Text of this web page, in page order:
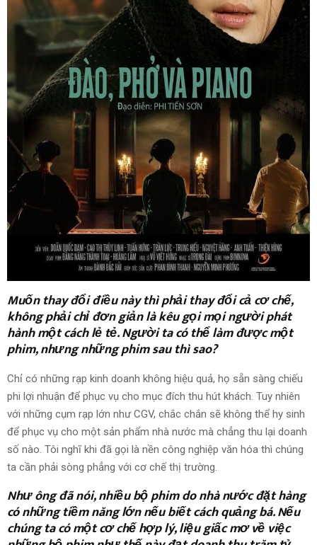
Muốn thay đổi điều này thì phải thay đổi cả cơ chế,
không phải chỉ đơn giản là kêu gọi mọi người phát
hành một cách lẻ tẻ. Người ta có thể làm được một
phim, nhưng những phim sau thì sao?
Chỉ có những rạp kinh doanh không hiệu quả, họ sẵn sàng chiếu
phi lợi nhuận để phục vụ cho mục đích thu hút khách. Tuy nhiên
với những cụm rạp lớn như CGV, chắc chắn sẽ không thể hy sinh
để phục vụ cho một sản phẩm nhà nước mà chẳng thu lại doanh
số nào. Tôi nghĩ khi đã gọi là nền công nghiệp văn hóa thì chúng
ta cần phải sòng phẳng với cơ chế thị trường.
Như ông đã nói, nhiều bộ phim do nhà nước đặt hàng
có những tiềm năng lớn nếu biết cách quảng bá. Nếu
chúng ta có một cơ chế hợp lý, liệu giấc mơ về việc